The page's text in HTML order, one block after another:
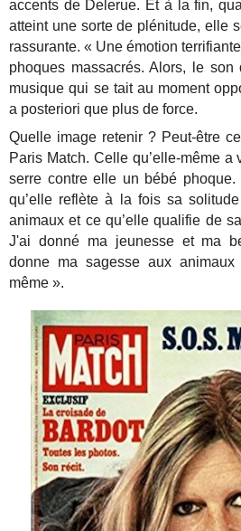
accents de Delerue. Et à la fin,
atteint une sorte de plénitude, elle
rassurante. « Une émotion
phoques massacrés. Alors, le
musique qui se tait au moment
a posteriori que plus de force.
Quelle image retenir ? Peut-être
Paris Match. Celle qu’elle-même a
serre contre elle un bébé
qu’elle reflète à la fois sa
animaux et ce qu’elle qualifie de
J'ai donné ma jeunesse et ma
donne ma sagesse aux
même ».